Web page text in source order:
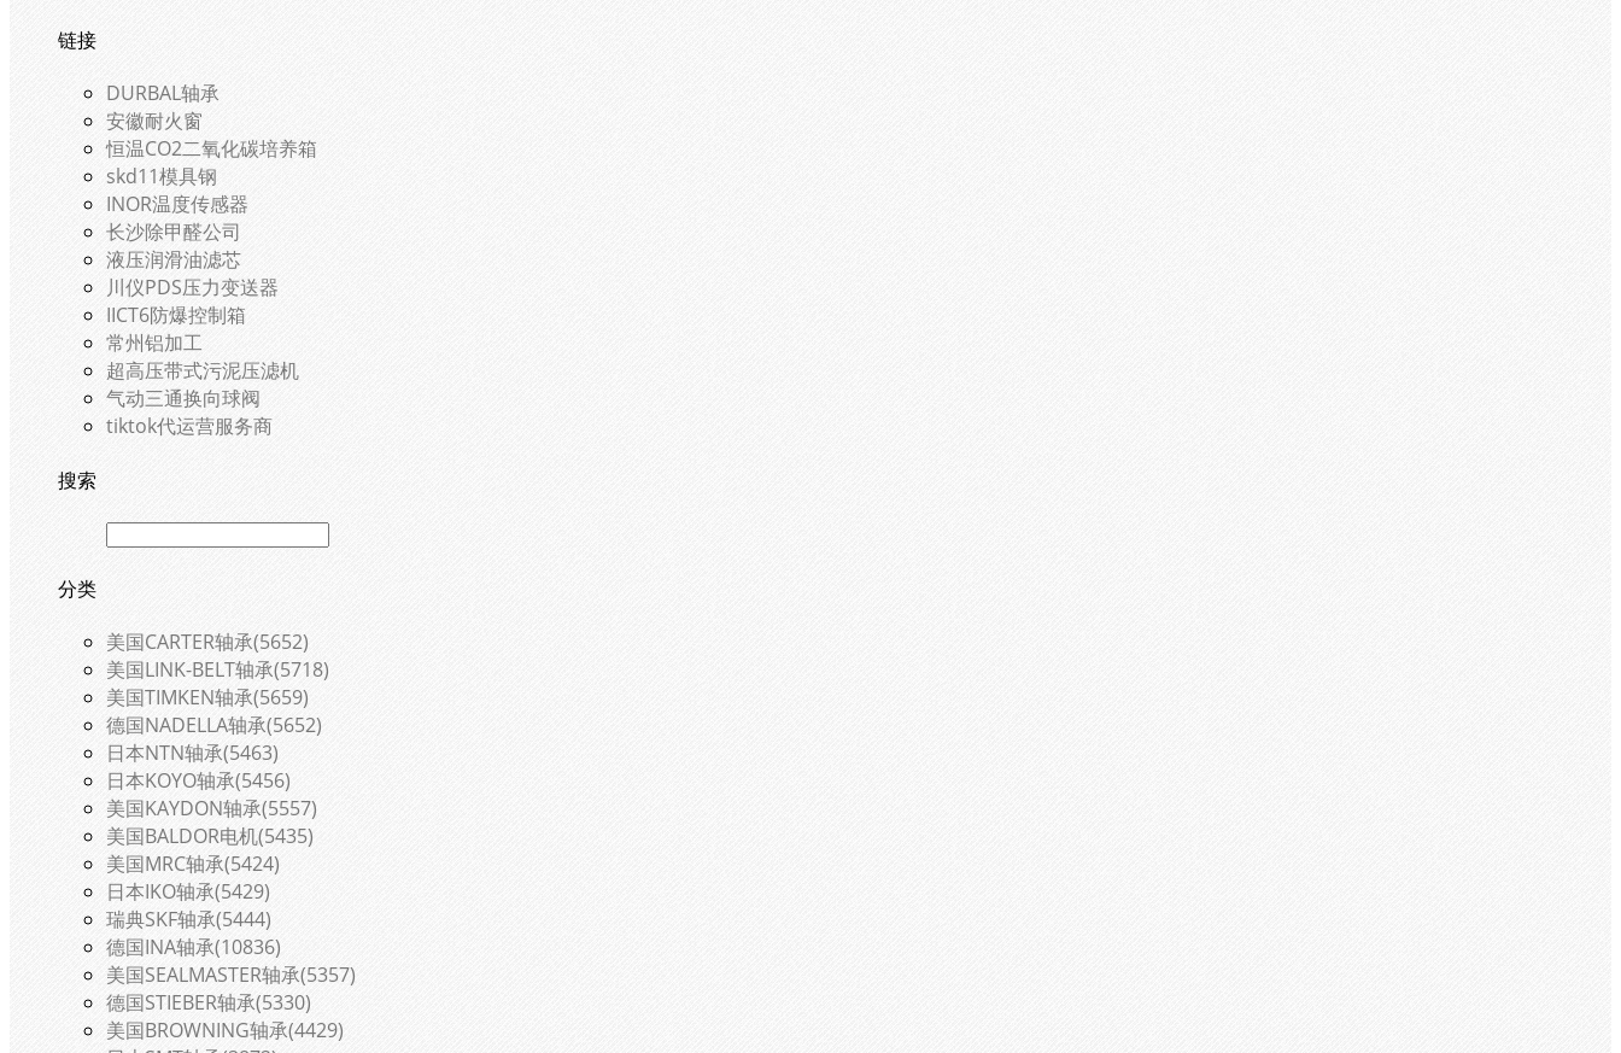
链接
DURBAL轴承
安徽耐火窗
恒温CO2二氧化碳培养箱
skd11模具钢
INOR温度传感器
长沙除甲醛公司
液压润滑油滤芯
川仪PDS压力变送器
IICT6防爆控制箱
常州铝加工
超高压带式污泥压滤机
气动三通换向球阀
tiktok代运营服务商
搜索
分类
美国CARTER轴承(5652)
美国LINK-BELT轴承(5718)
美国TIMKEN轴承(5659)
德国NADELLA轴承(5652)
日本NTN轴承(5463)
日本KOYO轴承(5456)
美国KAYDON轴承(5557)
美国BALDOR电机(5435)
美国MRC轴承(5424)
日本IKO轴承(5429)
瑞典SKF轴承(5444)
德国INA轴承(10836)
美国SEALMASTER轴承(5357)
德国STIEBER轴承(5330)
美国BROWNING轴承(4429)